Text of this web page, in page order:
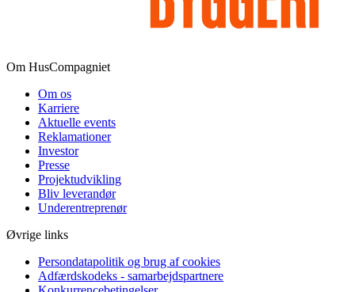
Om HusCompagniet
Om os
Karriere
Aktuelle events
Reklamationer
Investor
Presse
Projektudvikling
Bliv leverandør
Underentreprenør
Øvrige links
Persondatapolitik og brug af cookies
Adfærdskodeks - samarbejdspartnere